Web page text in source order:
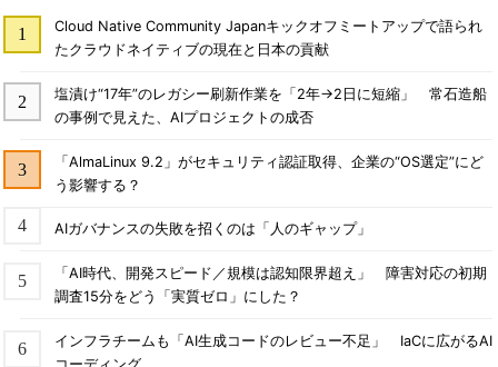
Cloud Native Community Japanキックオフミートアップで語られ
たクラウドネイティブの現在と日本の貢献
塩漬け“17年”のレガシー刷新作業を「2年→2日に短縮」 常石造船
の事例で見えた、AIプロジェクトの成否
「AlmaLinux 9.2」がセキュリティ認証取得、企業の“OS選定”にど
う影響する？
AIガバナンスの失敗を招くのは「人のギャップ」
「AI時代、開発スピード／規模は認知限界超え」 障害対応の初期
調査15分をどう「実質ゼロ」にした？
インフラチームも「AI生成コードのレビュー不足」 IaCに広がるAI